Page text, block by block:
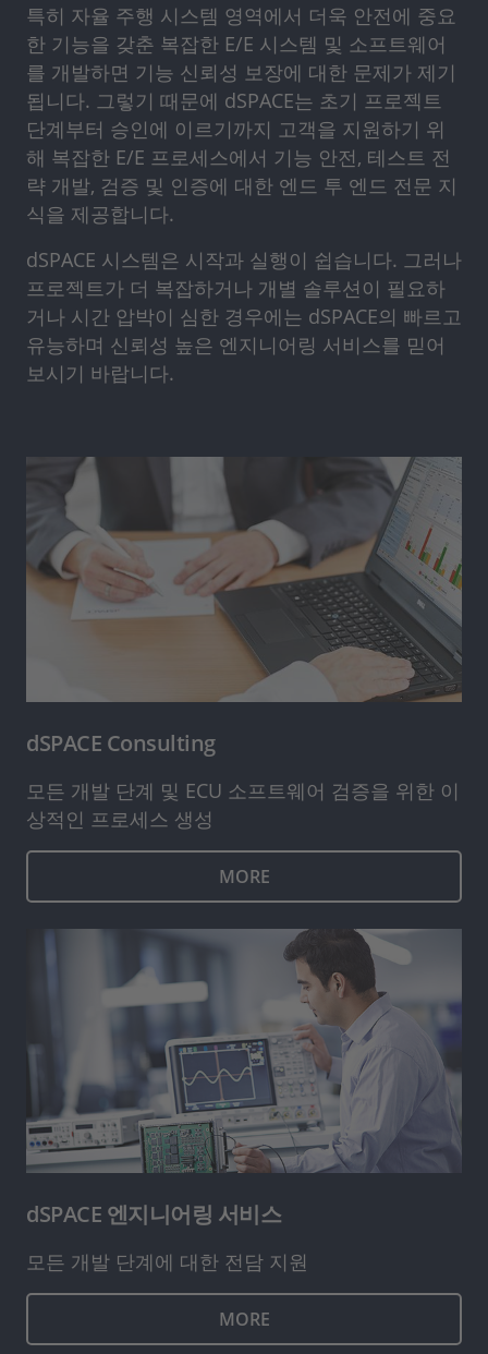
특히 자율 주행 시스템 영역에서 더욱 안전에 중요
한 기능을 갖춘 복잡한 E/E 시스템 및 소프트웨어
를 개발하면 기능 신뢰성 보장에 대한 문제가 제기
됩니다. 그렇기 때문에 dSPACE는 초기 프로젝트
단계부터 승인에 이르기까지 고객을 지원하기 위
해 복잡한 E/E 프로세스에서 기능 안전, 테스트 전
략 개발, 검증 및 인증에 대한 엔드 투 엔드 전문 지
식을 제공합니다.
dSPACE 시스템은 시작과 실행이 쉽습니다. 그러나
프로젝트가 더 복잡하거나 개별 솔루션이 필요하
거나 시간 압박이 심한 경우에는 dSPACE의 빠르고
유능하며 신뢰성 높은 엔지니어링 서비스를 믿어
보시기 바랍니다.
dSPACE Consulting
모든 개발 단계 및 ECU 소프트웨어 검증을 위한 이
상적인 프로세스 생성
MORE
dSPACE 엔지니어링 서비스
모든 개발 단계에 대한 전담 지원
MORE